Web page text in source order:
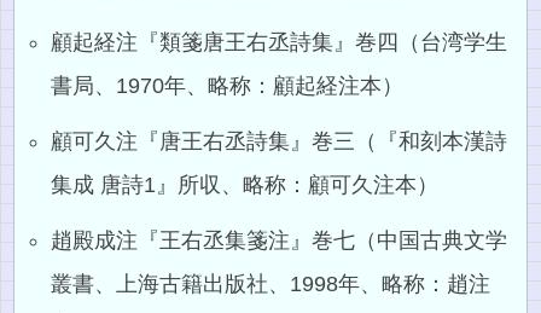
顧起経注『類箋唐王右丞詩集』巻四（台湾学生
書局、1970年、略称：顧起経注本）
顧可久注『唐王右丞詩集』巻三（『和刻本漢詩
集成 唐詩1』所収、略称：顧可久注本）
趙殿成注『王右丞集箋注』巻七（中国古典文学
叢書、上海古籍出版社、1998年、略称：趙注